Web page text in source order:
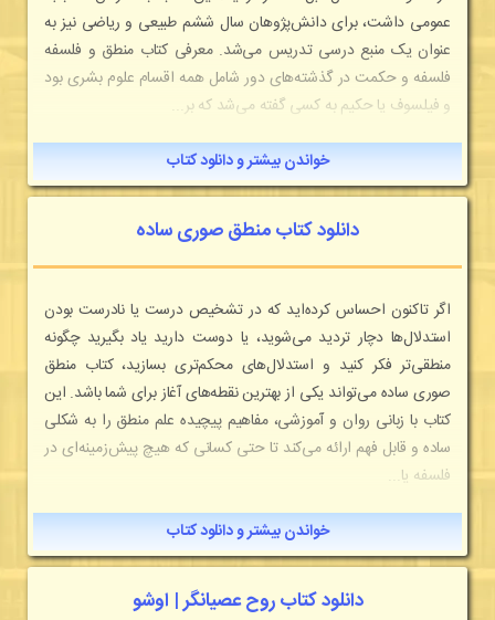
عمومی داشت، برای دانش‌‌پژوهان سال ششم طبیعی و ریاضی نیز به
عنوان یک منبع درسی تدریس می‌شد. معرفی کتاب منطق و فلسفه
فلسفه و حکمت در گذشته‌های دور شامل همه اقسام علوم بشری بود
و فیلسوف یا حکیم به کسی گفته می‌شد که بر...
خواندن بیشتر و دانلود کتاب
دانلود کتاب منطق صوری ساده
اگر تاکنون احساس کرده‌اید که در تشخیص درست یا نادرست بودن
استدلال‌ها دچار تردید می‌شوید، یا دوست دارید یاد بگیرید چگونه
منطقی‌تر فکر کنید و استدلال‌های محکم‌تری بسازید، کتاب منطق
صوری ساده می‌تواند یکی از بهترین نقطه‌های آغاز برای شما باشد. این
کتاب با زبانی روان و آموزشی، مفاهیم پیچیده علم منطق را به شکلی
ساده و قابل فهم ارائه می‌کند تا حتی کسانی که هیچ پیش‌زمینه‌ای در
فلسفه یا...
خواندن بیشتر و دانلود کتاب
دانلود کتاب روح عصیانگر | اوشو